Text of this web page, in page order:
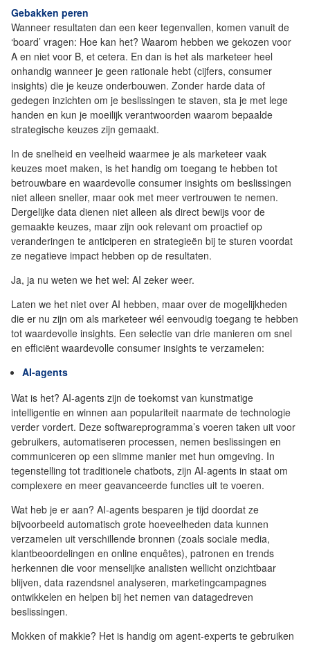
Gebakken peren
Wanneer resultaten dan een keer tegenvallen, komen vanuit de
‘board’ vragen: Hoe kan het? Waarom hebben we gekozen voor
A en niet voor B, et cetera. En dan is het als marketeer heel
onhandig wanneer je geen rationale hebt (cijfers, consumer
insights) die je keuze onderbouwen. Zonder harde data of
gedegen inzichten om je beslissingen te staven, sta je met lege
handen en kun je moeilijk verantwoorden waarom bepaalde
strategische keuzes zijn gemaakt.
In de snelheid en veelheid waarmee je als marketeer vaak
keuzes moet maken, is het handig om toegang te hebben tot
betrouwbare en waardevolle consumer insights om beslissingen
niet alleen sneller, maar ook met meer vertrouwen te nemen.
Dergelijke data dienen niet alleen als direct bewijs voor de
gemaakte keuzes, maar zijn ook relevant om proactief op
veranderingen te anticiperen en strategieën bij te sturen voordat
ze negatieve impact hebben op de resultaten.
Ja, ja nu weten we het wel: AI zeker weer.
Laten we het niet over AI hebben, maar over de mogelijkheden
die er nu zijn om als marketeer wél eenvoudig toegang te hebben
tot waardevolle insights. Een selectie van drie manieren om snel
en efficiënt waardevolle consumer insights te verzamelen:
AI-agents
Wat is het? AI-agents zijn de toekomst van kunstmatige
intelligentie en winnen aan populariteit naarmate de technologie
verder vordert. Deze softwareprogramma’s voeren taken uit voor
gebruikers, automatiseren processen, nemen beslissingen en
communiceren op een slimme manier met hun omgeving. In
tegenstelling tot traditionele chatbots, zijn AI-agents in staat om
complexere en meer geavanceerde functies uit te voeren.
Wat heb je er aan? AI-agents besparen je tijd doordat ze
bijvoorbeeld automatisch grote hoeveelheden data kunnen
verzamelen uit verschillende bronnen (zoals sociale media,
klantbeoordelingen en online enquêtes), patronen en trends
herkennen die voor menselijke analisten wellicht onzichtbaar
blijven, data razendsnel analyseren, marketingcampagnes
ontwikkelen en helpen bij het nemen van datagedreven
beslissingen.
Mokken of makkie? Het is handig om agent-experts te gebruiken